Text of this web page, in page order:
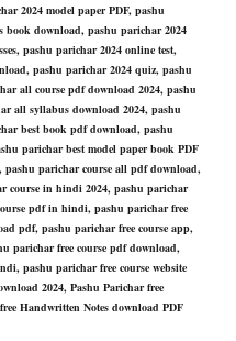
2024 model paper PDF, pashu
book download, pashu parichar 2024
pashu parichar 2024 online test,
pashu parichar 2024 quiz, pashu
all course pdf download 2024, pashu
all syllabus download 2024, pashu
best book pdf download, pashu
parichar best model paper book PDF
pashu parichar course all pdf download,
course in hindi 2024, pashu parichar
pdf in hindi, pashu parichar free
pdf, pashu parichar free course app,
parichar free course pdf download,
pashu parichar free course website
2024, Pashu Parichar free
Handwritten Notes download PDF